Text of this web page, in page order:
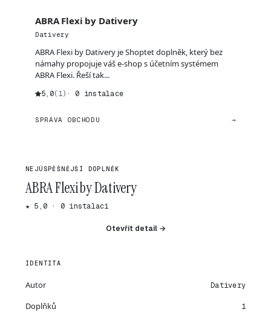
ABRA Flexi by Dativery
Dativery
ABRA Flexi by Dativery je Shoptet doplněk, který bez
námahy propojuje váš e-shop s účetním systémem
ABRA Flexi. Řeší tak...
5,0(1) · 0 instalace
SPRÁVA OBCHODU →
NEJÚSPĚŠNĚJŠÍ DOPLNĚK
ABRA Flexi by Dativery
★ 5,0 · 0 instalací
Otevřít detail →
IDENTITA
Autor Dativery
Doplňků 1